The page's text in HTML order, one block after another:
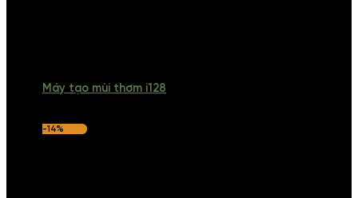
Máy tạo mùi thơm i128
-14%